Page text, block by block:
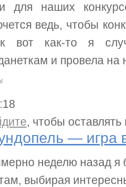
для наших
ведь, чтобы
вот как-то я
и провела на
— игра в редкие слова
, чтобы
— игра
неделю назад я
выбирая